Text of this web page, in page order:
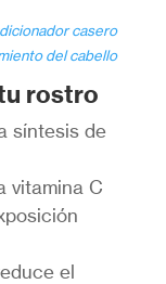
casero
del cabello
rostro
síntesis de
vitamina C
el